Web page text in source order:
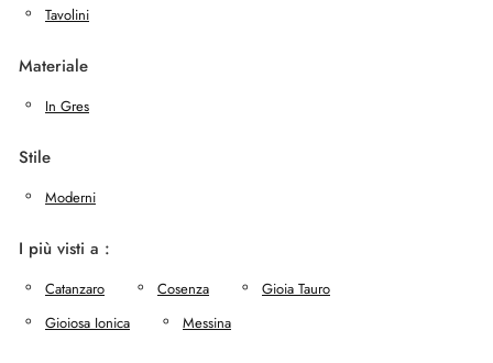
Tavolini
Materiale
In Gres
Stile
Moderni
I più visti a :
Catanzaro Cosenza
Gioia Tauro
Gioiosa Ionica
Messina